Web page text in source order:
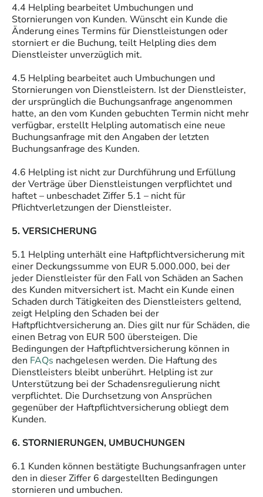
4.4 Helpling bearbeitet Umbuchungen und
Stornierungen von Kunden. Wünscht ein Kunde die
Änderung eines Termins für Dienstleistungen oder
storniert er die Buchung, teilt Helpling dies dem
Dienstleister unverzüglich mit.
4.5 Helpling bearbeitet auch Umbuchungen und
Stornierungen von Dienstleistern. Ist der Dienstleister,
der ursprünglich die Buchungsanfrage angenommen
hatte, an den vom Kunden gebuchten Termin nicht mehr
verfügbar, erstellt Helpling automatisch eine neue
Buchungsanfrage mit den Angaben der letzten
Buchungsanfrage des Kunden.
4.6 Helpling ist nicht zur Durchführung und Erfüllung
der Verträge über Dienstleistungen verpflichtet und
haftet – unbeschadet Ziffer 5.1 – nicht für
Pflichtverletzungen der Dienstleister.
5. VERSICHERUNG
5.1 Helpling unterhält eine Haftpflichtversicherung mit
einer Deckungssumme von EUR 5.000.000, bei der
jeder Dienstleister für den Fall von Schäden an Sachen
des Kunden mitversichert ist. Macht ein Kunde einen
Schaden durch Tätigkeiten des Dienstleisters geltend,
zeigt Helpling den Schaden bei der
Haftpflichtversicherung an. Dies gilt nur für Schäden, die
einen Betrag von EUR 500 übersteigen. Die
Bedingungen der Haftpflichtversicherung können in
den FAQs nachgelesen werden. Die Haftung des
Dienstleisters bleibt unberührt. Helpling ist zur
Unterstützung bei der Schadensregulierung nicht
verpflichtet. Die Durchsetzung von Ansprüchen
gegenüber der Haftpflichtversicherung obliegt dem
Kunden.
6. STORNIERUNGEN, UMBUCHUNGEN
6.1 Kunden können bestätigte Buchungsanfragen unter
den in dieser Ziffer 6 dargestellten Bedingungen
stornieren und umbuchen.